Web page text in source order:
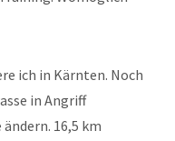
ich in Kärnten. Noch
in Angriff
16,5 km